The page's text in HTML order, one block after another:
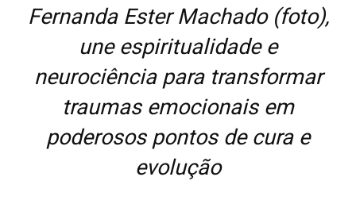
Fernanda Ester Machado (foto),
une espiritualidade e
neurociência para transformar
traumas emocionais em
poderosos pontos de cura e
evolução